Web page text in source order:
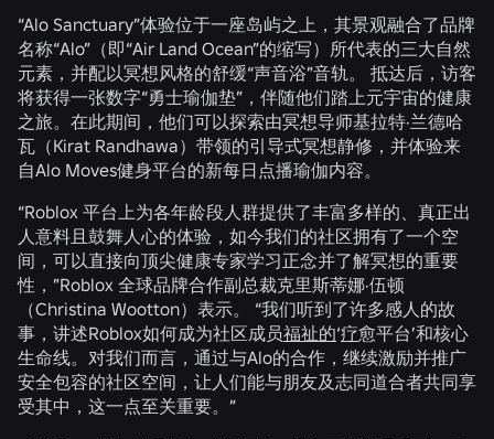
“Alo Sanctuary”体验位于一座岛屿之上，其景观融合了品牌
名称“Alo”（即“Air Land Ocean”的缩写）所代表的三大自然
元素，并配以冥想风格的舒缓“声音浴”音轨。 抵达后，访客
将获得一张数字“勇士瑜伽垫”，伴随他们踏上元宇宙的健康
之旅。在此期间，他们可以探索由冥想导师基拉特·兰德哈
瓦（Kirat Randhawa）带领的引导式冥想静修，并体验来
自Alo Moves健身平台的新每日点播瑜伽内容。
“Roblox 平台上为各年龄段人群提供了丰富多样的、真正出
人意料且鼓舞人心的体验，如今我们的社区拥有了一个空
间，可以直接向顶尖健康专家学习正念并了解冥想的重要
性，”Roblox 全球品牌合作副总裁克里斯蒂娜·伍顿
（Christina Wootton）表示。 “我们听到了许多感人的故
事，讲述Roblox如何成为社区成员福祉的‘疗愈平台’和核心
生命线。对我们而言，通过与Alo的合作，继续激励并推广
安全包容的社区空间，让人们能与朋友及志同道合者共同享
受其中，这一点至关重要。”